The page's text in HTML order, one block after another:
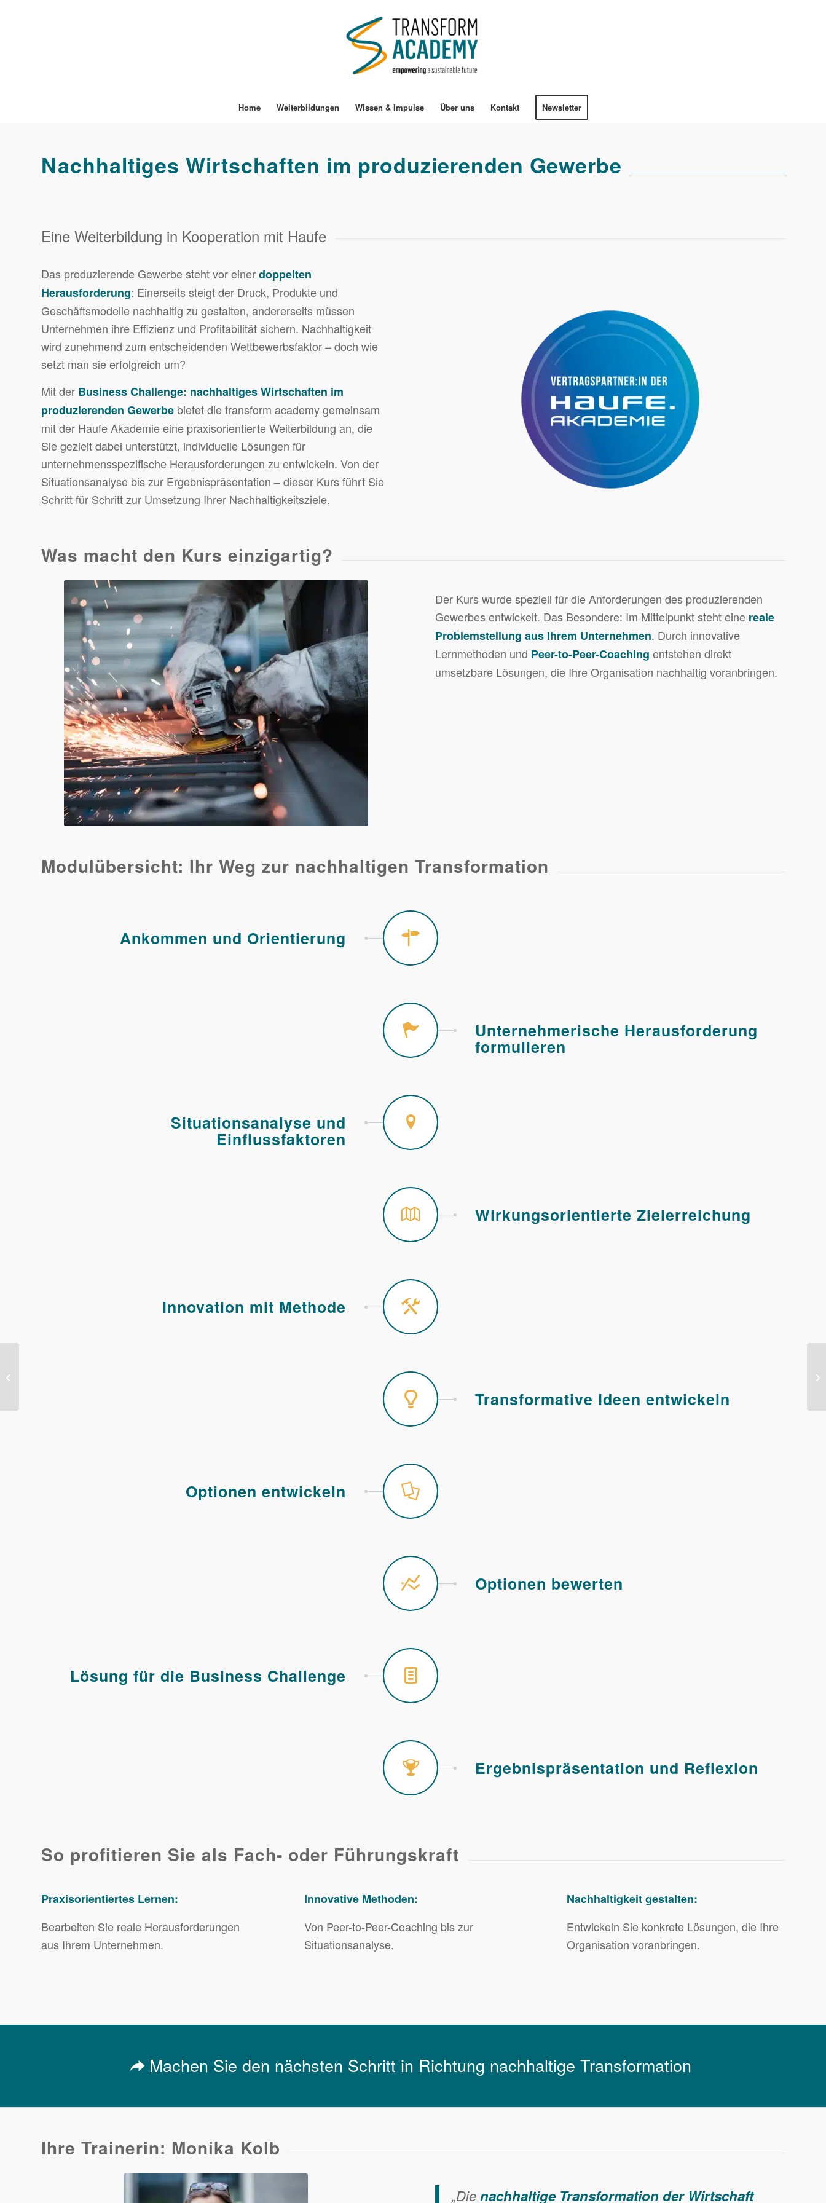
Home Weiterbildungen Wissen & Impulse Über uns Kontakt Newsletter
Nachhaltiges Wirtschaften im produzierenden Gewerbe
Eine Weiterbildung in Kooperation mit Haufe
Das produzierende Gewerbe steht vor einerdoppelten
Herausforderung: Einerseits steigt der Druck, Produkte und
Geschäftsmodelle nachhaltig zu gestalten, andererseits müssen
Unternehmen ihre Effizienz und Profitabilität sichern. Nachhaltigkeit
wird zunehmend zum entscheidenden Wettbewerbsfaktor – doch wie
setzt man sie erfolgreich um?
Mit der Business Challenge: nachhaltiges Wirtschaften im
produzierenden Gewerbe bietet die transform academy gemeinsam
mit der Haufe Akademie eine praxisorientierte Weiterbildung an, die
Sie gezielt dabei unterstützt, individuelle Lösungen für
unternehmensspezifische Herausforderungen zu entwickeln. Von der
Situationsanalyse bis zur Ergebnispräsentation – dieser Kurs führt Sie
Schritt für Schritt zur Umsetzung Ihrer Nachhaltigkeitsziele.
Was macht den Kurs einzigartig?
Der Kurs wurde speziell für die Anforderungen des produzierenden
Gewerbes entwickelt. Das Besondere: Im Mittelpunkt steht eine reale
Problemstellung aus Ihrem Unternehmen. Durch innovative
Lernmethoden und Peer-to-Peer-Coaching entstehen direkt
umsetzbare Lösungen, die Ihre Organisation nachhaltig voranbringen.
Modulübersicht: Ihr Weg zur nachhaltigen Transformation
Ankommen und Orientierung
Unternehmerische Herausforderung
formulieren
Situationsanalyse und
Einflussfaktoren
Wirkungsorientierte Zielerreichung
Innovation mit Methode
Transformative Ideen entwickeln
Optionen entwickeln
Optionen bewerten
Lösung für die Business Challenge
Ergebnispräsentation und Reflexion
So profitieren Sie als Fach- oder Führungskraft
Praxisorientiertes Lernen:
Bearbeiten Sie reale Herausforderungen
aus Ihrem Unternehmen.
Innovative Methoden:
Von Peer-to-Peer-Coaching bis zur
Situationsanalyse.
Nachhaltigkeit gestalten:
Entwickeln Sie konkrete Lösungen, die Ihre
Organisation voranbringen.
Machen Sie den nächsten Schritt in Richtung nachhaltige Transformation
Ihre Trainerin: Monika Kolb
„Dienachhaltige Transformation der Wirtschaft